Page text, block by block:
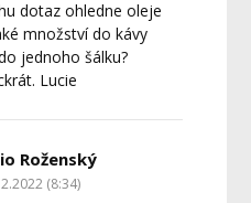
dotaz ohledne oleje
množství do kávy
jednoho šálku?
Lucie
Roženský
(8:34)